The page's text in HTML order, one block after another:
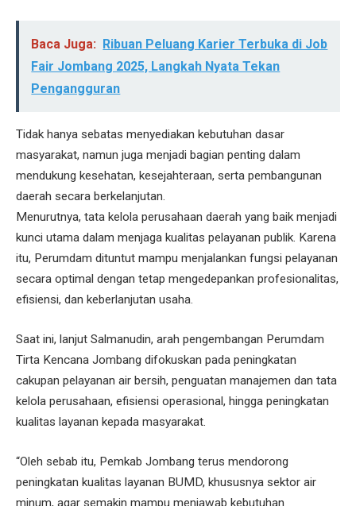
Baca Juga: Ribuan Peluang Karier Terbuka di Job
Fair Jombang 2025, Langkah Nyata Tekan
Pengangguran
Tidak hanya sebatas menyediakan kebutuhan dasar
masyarakat, namun juga menjadi bagian penting dalam
mendukung kesehatan, kesejahteraan, serta pembangunan
daerah secara berkelanjutan.
Menurutnya, tata kelola perusahaan daerah yang baik menjadi
kunci utama dalam menjaga kualitas pelayanan publik. Karena
itu, Perumdam dituntut mampu menjalankan fungsi pelayanan
secara optimal dengan tetap mengedepankan profesionalitas,
efisiensi, dan keberlanjutan usaha.
Saat ini, lanjut Salmanudin, arah pengembangan Perumdam
Tirta Kencana Jombang difokuskan pada peningkatan
cakupan pelayanan air bersih, penguatan manajemen dan tata
kelola perusahaan, efisiensi operasional, hingga peningkatan
kualitas layanan kepada masyarakat.
“Oleh sebab itu, Pemkab Jombang terus mendorong
peningkatan kualitas layanan BUMD, khususnya sektor air
minum, agar semakin mampu menjawab kebutuhan